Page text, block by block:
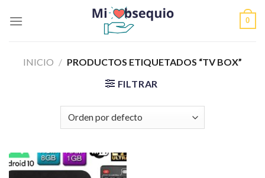
0
INICIO / PRODUCTOS ETIQUETADOS “TV BOX”
FILTRAR